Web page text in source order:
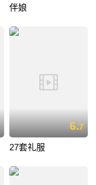
伴娘
6.7
27套礼服